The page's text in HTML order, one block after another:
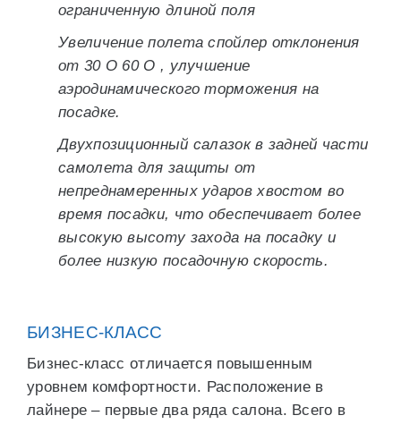
ограниченную длиной поля
Увеличение полета спойлер отклонения
от 30 O 60 O , улучшение
аэродинамического торможения на
посадке.
Двухпозиционный салазок в задней части
самолета для защиты от
непреднамеренных ударов хвостом во
время посадки, что обеспечивает более
высокую высоту захода на посадку и
более низкую посадочную скорость.
БИЗНЕС-КЛАСС
Бизнес-класс отличается повышенным
уровнем комфортности. Расположение в
лайнере – первые два ряда салона. Всего в